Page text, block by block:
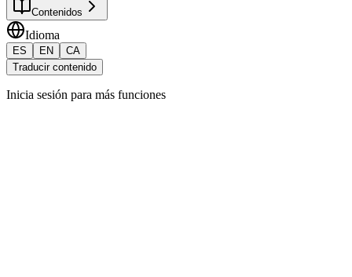
Contenidos
Idioma
ES EN
CA
Traducir contenido
Inicia sesión para más funciones